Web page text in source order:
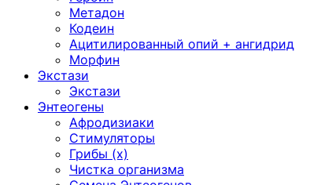
Метадон
Кодеин
Ацитилированный опий + ангидрид
Морфин
Экстази
Экстази
Энтеогены
Афродизиаки
Стимуляторы
Грибы (х)
Чистка организма